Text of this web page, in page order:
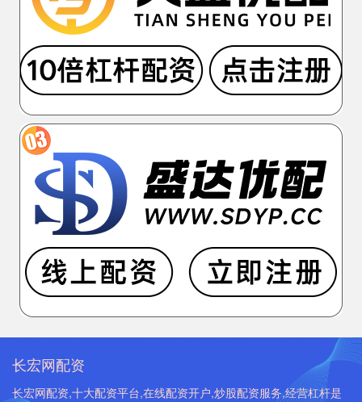
长宏网配资
长宏网配资,十大配资平台,在线配资开户,炒股配资服务,经营杠杆是